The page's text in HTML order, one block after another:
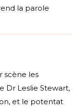
la parole
scène les
Dr Leslie Stewart,
et le potentat